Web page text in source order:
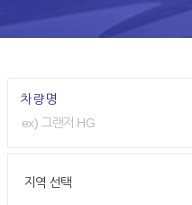
차량명
지역 선택